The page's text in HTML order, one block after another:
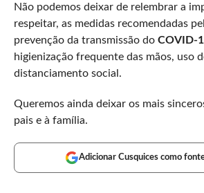
Não podemos deixar de relembrar a
respeitar, as medidas recomendadas
prevenção da transmissão do COVID-
higienização frequente das mãos, uso
distanciamento social.
Queremos ainda deixar os mais
pais e à família.
Adicionar Cusquices como